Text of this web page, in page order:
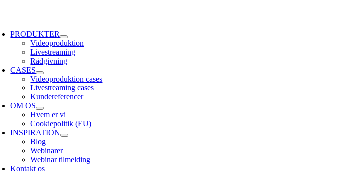
PRODUKTER
Videoproduktion
Livestreaming
Rådgivning
CASES
Videoproduktion cases
Livestreaming cases
Kundereferencer
OM OS
Hvem er vi
Cookiepolitik (EU)
INSPIRATION
Blog
Webinarer
Webinar tilmelding
Kontakt os